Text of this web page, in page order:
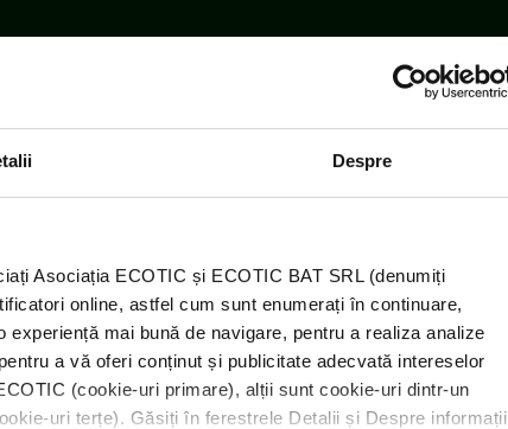
Despre
Asociația ECOTIC și ECOTIC BAT SRL (denumiți
online, astfel cum sunt enumerați în continuare,
mai bună de navigare, pentru a realiza analize
a vă oferi conținut și publicitate adecvată intereselor
(cookie-uri primare), alții sunt cookie-uri dintr-un
uri terțe). Găsiți în ferestrele Detalii și Despre informații